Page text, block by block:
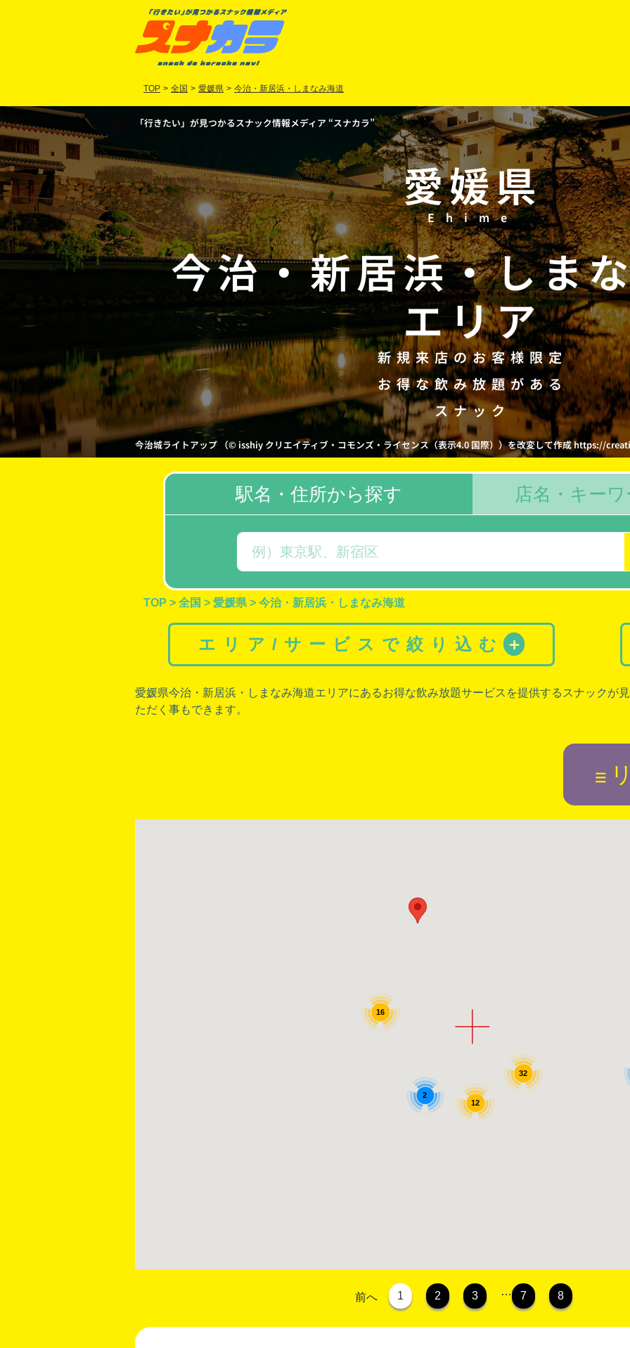
TOP > 全国 > 愛媛県 > 今治・新居浜・しまなみ海道
「行きたい」が見つかるスナック情報メディア “スナカラ”
愛媛県
Ehime
今治・新居浜・しま
エリア
新規来店のお客様限定
お得な飲み放題がある
スナック
今治城ライトアップ （© isshiy クリエイティブ・コモンズ・ライセンス（表示4.0 国際））を改変して作成 https://
駅名・住所から探す 店名・キー
TOP > 全国 > 愛媛県 > 今治・新居浜・しまなみ海道
エリア/サービスで絞り込む ＋
愛媛県今治 ・ 新居浜 ・ しまなみ海道エリアにあるお得な飲み放題サービスを提供するスナックが
ただく事もできます。
16
32
12
2
前へ 1 2 3 … 7 8